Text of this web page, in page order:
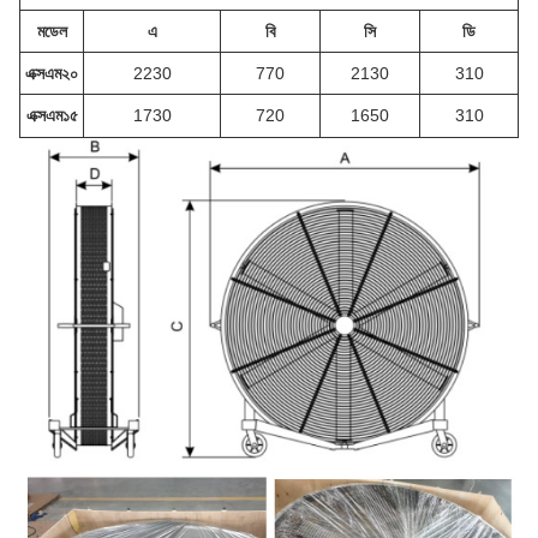
মডেল এ বি সি ডি
এক্সএম২০ 2230 770 2130 310
এক্সএম১৫ 1730 720 1650 310